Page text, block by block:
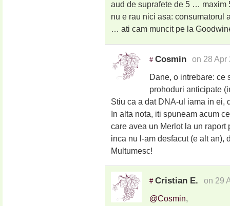
aud de suprafete de 5 … maxim
nu e rau nici asa: consumatorul
… ati cam muncit pe la
# Cosmin on 28 Apr
Dane, o intrebare: ce
prohoduri anticipate
Stiu ca a dat DNA-ul iama in
In alta nota, iti spuneam acum
care avea un Merlot la un
inca nu l-am desfacut (e alt
Multumesc!
# Cristian E. on 29
@Cosmin,